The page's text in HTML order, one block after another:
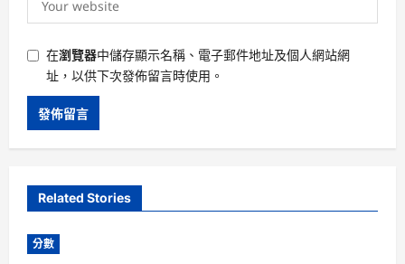
在瀏覽器中儲存顯示名稱、電子郵件地址及個人網站網
址，以供下次發佈留言時使用。
Related Stories
分數